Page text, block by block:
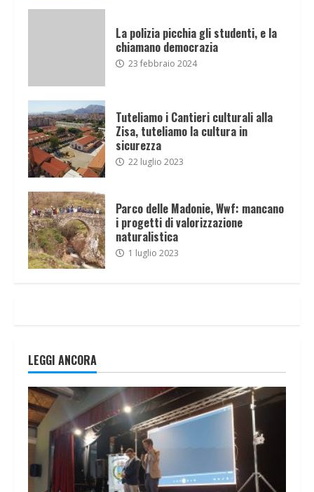
La polizia picchia gli studenti, e la
chiamano democrazia
23 febbraio 2024
Tuteliamo i Cantieri culturali alla
Zisa, tuteliamo la cultura in
sicurezza
22 luglio 2023
Parco delle Madonie, Wwf: mancano
i progetti di valorizzazione
naturalistica
1 luglio 2023
LEGGI ANCORA